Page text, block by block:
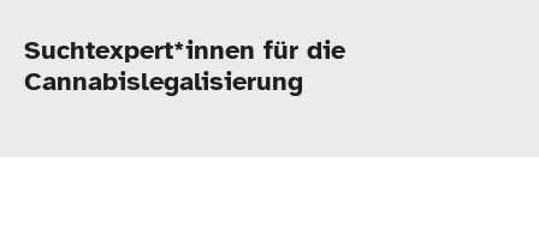
Suchtexpert*innen für die
Cannabislegalisierung